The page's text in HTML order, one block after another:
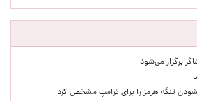
برگزار می‌شود
تنگه هرمز را برای ترامپ مشخص کرد